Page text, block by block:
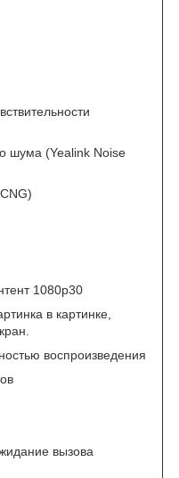
шума (Yealink Noise
1080р30
в картинке,
воспроизведения
вызова